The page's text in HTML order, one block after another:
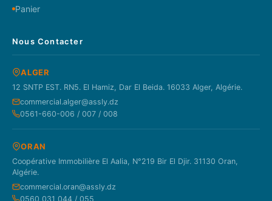
Panier
Nous Contacter
ALGER
12 SNTP EST. RN5. El Hamiz, Dar El Beida. 16033 Alger, Algérie.
commercial.alger@assly.dz
0561-660-006 / 007 / 008
ORAN
Coopérative Immobilière El Aalia, N°219 Bir El Djir. 31130 Oran,
Algérie.
commercial.oran@assly.dz
0560 031 044 / 055